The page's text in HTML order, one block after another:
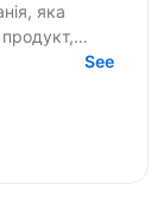
яка
таблоїдів в
See